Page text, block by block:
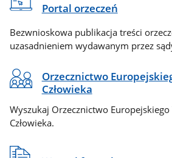
Portal orzeczeń
Bezwnioskowa publikacja treści
uzasadnieniem wydawanym przez
Orzecznictwo
Człowieka
Wyszukaj Orzecznictwo Europejskiego
Człowieka.